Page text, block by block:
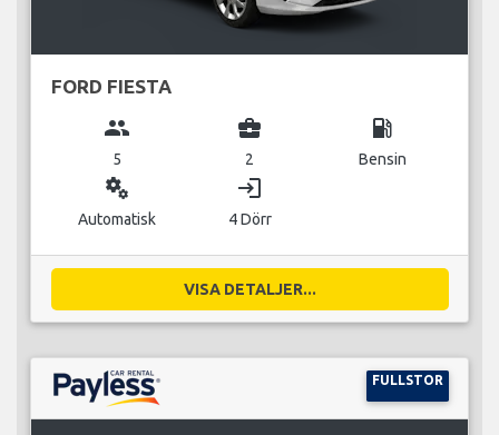
FORD FIESTA
group
5
business_center
2
local_gas_station
Bensin
miscellaneous_services
Automatisk
login
4 Dörr
VISA DETALJER...
FULLSTOR